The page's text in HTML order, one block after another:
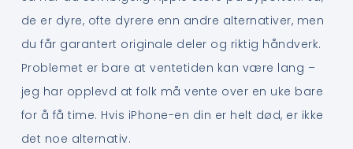
de er dyre, ofte dyrere enn andre alternativer, men
du får garantert originale deler og riktig håndverk.
Problemet er bare at ventetiden kan være lang –
jeg har opplevd at folk må vente over en uke bare
for å få time. Hvis iPhone-en din er helt død, er ikke
det noe alternativ.